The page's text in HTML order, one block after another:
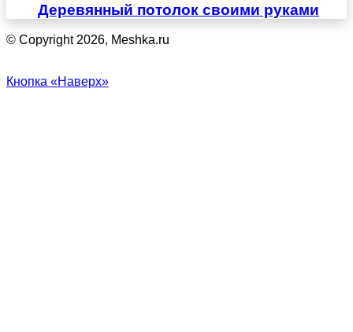
Деревянный потолок своими руками
© Copyright 2026, Meshka.ru
Кнопка «Наверх»